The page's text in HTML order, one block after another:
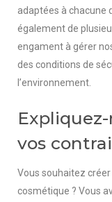
adaptées à chacune
également de
engament à gérer
des conditions de
l’environnement.
vos
Vous souhaitez
cosmétique ? Vous